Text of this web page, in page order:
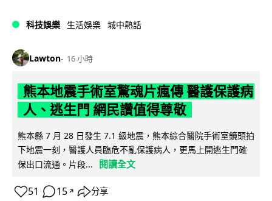
科技娛樂 生活娛樂 城中熱話
Lawton 16 小時
熊本地震手術室驚魂片瘋傳 醫護保護病
人、逃生門 網民讚值得尊敬
熊本縣 7 月 28 日發生 7.1 級地震，熊本綜合醫院手術室鏡頭拍
下地震一刻，醫護人員臨危不亂保護病人，更馬上開逃生門確
保出口流通。片段...
閱讀全文
51 15 ↗ 分享